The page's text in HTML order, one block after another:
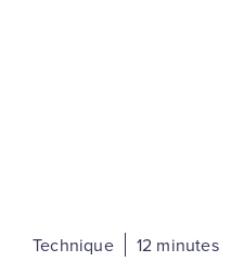
Technique
12 minutes